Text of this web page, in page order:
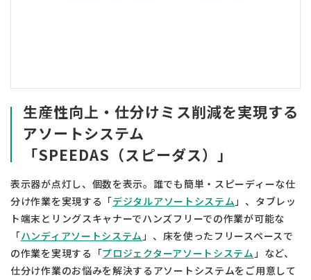
生産性向上・仕分けミス削減を実現する
アソートシステム
「SPEEDAS（スピーダス）」
表示器が点灯し、個数を表示。誰でも簡単・スピーディーな仕
分け作業を実現する「デジタルアソートシステム」、タブレッ
ト端末とリングスキャナーでハンズフリーでの作業が可能な
「ハンディアソートシステム」、床を使ったフリースペースで
の作業を実現する「プロジェクターアソートシステム」など、
仕分け作業のお悩みを解決するアソートシステムをご用意して